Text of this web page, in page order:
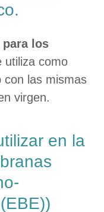
los
utiliza como
con las mismas
virgen.
en la